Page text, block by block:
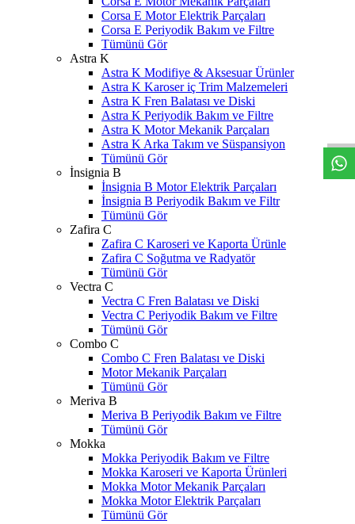
Corsa E Motor Elektrik Parçaları
Corsa E Periyodik Bakım ve Filtre
Tümünü Gör
Astra K
Astra K Modifiye & Aksesuar Ürünler
Astra K Karoser iç Trim Malzemeleri
Astra K Fren Balatası ve Diski
Astra K Periyodik Bakım ve Filtre
Astra K Motor Mekanik Parçaları
Astra K Arka Takım ve Süspansiyon
Tümünü Gör
İnsignia B
İnsignia B Motor Elektrik Parçaları
İnsignia B Periyodik Bakım ve Filtr
Tümünü Gör
Zafira C
Zafira C Karoseri ve Kaporta Ürünle
Zafira C Soğutma ve Radyatör
Tümünü Gör
Vectra C
Vectra C Fren Balatası ve Diski
Vectra C Periyodik Bakım ve Filtre
Tümünü Gör
Combo C
Combo C Fren Balatası ve Diski
Motor Mekanik Parçaları
Tümünü Gör
Meriva B
Meriva B Periyodik Bakım ve Filtre
Tümünü Gör
Mokka
Mokka Periyodik Bakım ve Filtre
Mokka Karoseri ve Kaporta Ürünleri
Mokka Motor Mekanik Parçaları
Mokka Motor Elektrik Parçaları
Tümünü Gör